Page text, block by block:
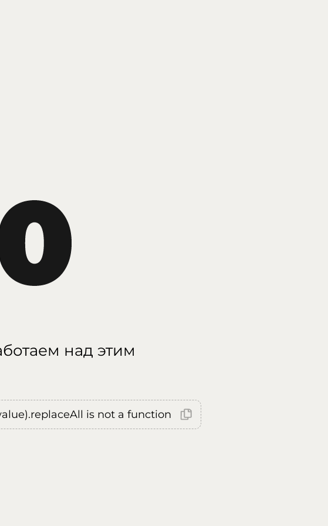
над этим
is not a function